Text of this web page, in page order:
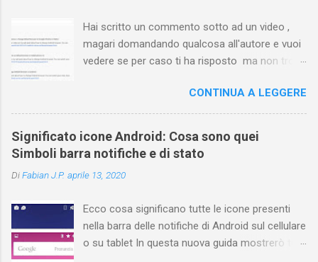
Hai scritto un commento sotto ad un video ,
magari domandando qualcosa all'autore e vuoi
vedere se per caso ti ha risposto ma non trovi
nessuna voce del tipo " cronologia commenti
YouTube " o cose simili? Vuoi sapere come
farlo sia se accedi dal tuo computer (PC/Mac)
oppure tramite smartphone (Android o iPhone)
trovare i propri commenti di YouTube , ossia
Ovviamente la risposta é positiva ma mi ci è
voluto un bel po' di tempo prima di trovare
questa funzione di YouTube perché è anche
CONTINUA A LEGGERE
Significato icone Android: Cosa sono quei
Simboli barra notifiche e di stato
DiFabian J.P. aprile 13, 2020
Ecco cosa significano tutte le icone presenti
nella barra delle notifiche di Android sul cellulare
o su tablet In questa nuova guida mostrerò tutti